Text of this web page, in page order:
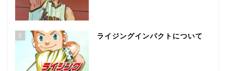
5 ライジングインパクトについて